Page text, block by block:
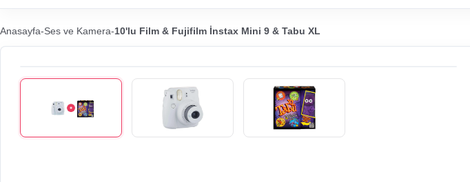
Anasayfa-Ses ve Kamera-10'lu Film & Fujifilm İnstax Mini 9 & Tabu XL